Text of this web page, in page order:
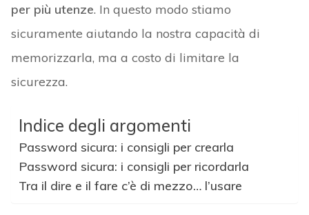
per più utenze. In questo modo stiamo
sicuramente aiutando la nostra capacità di
memorizzarla, ma a costo di limitare la
sicurezza.
Indice degli argomenti
Password sicura: i consigli per crearla
Password sicura: i consigli per ricordarla
Tra il dire e il fare c’è di mezzo… l’usare